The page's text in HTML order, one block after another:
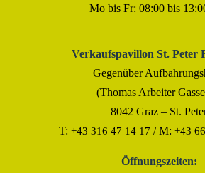
Mo bis Fr: 08:00 bis
Verkaufspavillon St. Peter
Gegenüber
(Thomas Arbeiter
8042 Graz – St.
T: +43 316 47 14 17 / M: +43
Öffnungszeiten: